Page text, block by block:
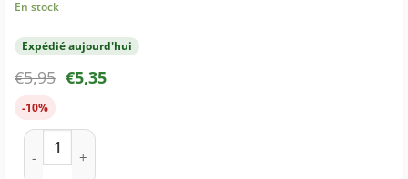
En stock
Expédié aujourd'hui
€5,95 €5,35
-10%
quantité de Cartouche d'encre compatible Brother LC221 M